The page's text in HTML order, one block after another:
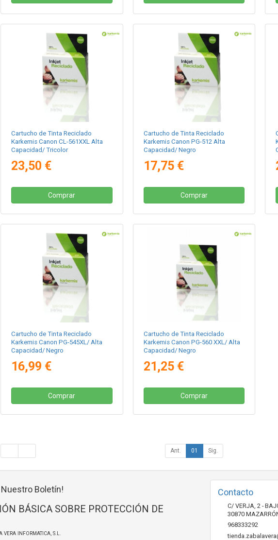
Cartucho de Tinta Reciclado
Karkemis Canon CL-561XXL Alta
Capacidad/ Tricolor
23,50 €
Comprar
Cartucho de Tinta Reciclado
Karkemis Canon PG-512 Alta
Capacidad/ Negro
17,75 €
Comprar
Cartucho de Tinta Reciclado
Karkemis Canon PG-545XL/ Alta
Capacidad/ Negro
16,99 €
Comprar
Cartucho de Tinta Reciclado
Karkemis Canon PG-560 XXL/ Alta
Capacidad/ Negro
21,25 €
Comprar
Ant. 01 Sig.
Nuestro Boletín!
BÁSICA SOBRE PROTECCIÓN DE
VERA INFORMATICA, S.L.
Contacto
C/ VERJA, 2 -
30870
968333292